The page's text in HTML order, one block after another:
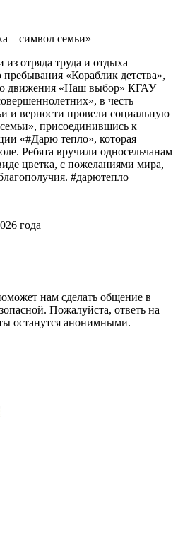
– символ семьи»
отряда труда и отдыха
«Кораблик детства»,
движения «Наш выбор» КГАУ
в честь
и верности провели социальную
присоединившись к
«#Дарю тепло», которая
Ребята вручили односельчанам
цветка, с пожеланиями мира,
#дарютепло
года
нам сделать общение в
Пожалуйста, ответь на
останутся анонимными.